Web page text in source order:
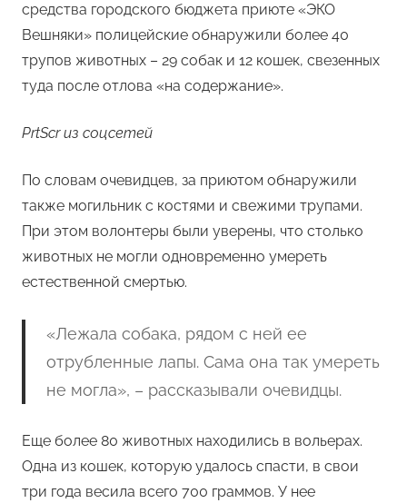
средства городского бюджета приюте «ЭКО
Вешняки» полицейские обнаружили более 40
трупов животных – 29 собак и 12 кошек, свезенных
туда после отлова «на содержание».
PrtScr из соцсетей
По словам очевидцев, за приютом обнаружили
также могильник с костями и свежими трупами.
При этом волонтеры были уверены, что столько
животных не могли одновременно умереть
естественной смертью.
«Лежала собака, рядом с ней ее
отрубленные лапы. Сама она так умереть
не могла», – рассказывали очевидцы.
Еще более 80 животных находились в вольерах.
Одна из кошек, которую удалось спасти, в свои
три года весила всего 700 граммов. У нее